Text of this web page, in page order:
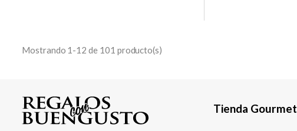
Mostrando 1-12 de 101 producto(s)
Tienda Gourmet